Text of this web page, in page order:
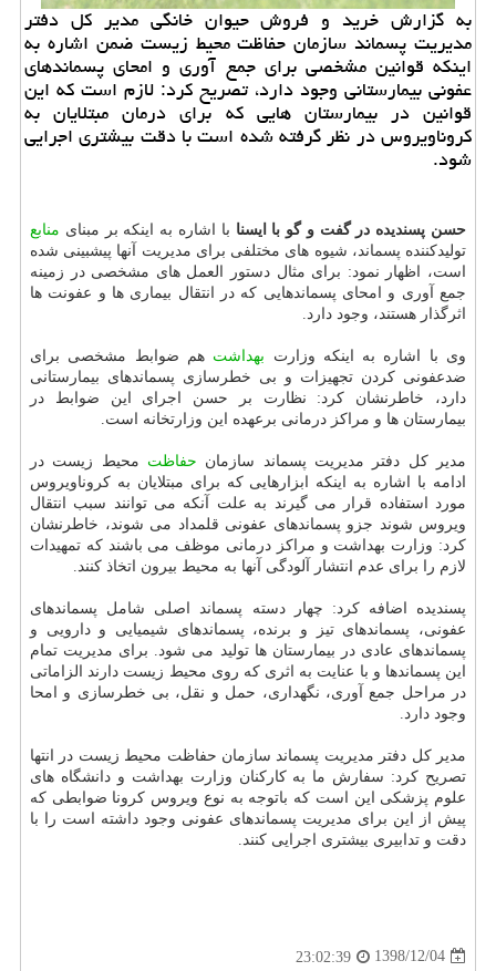
به گزارش خرید و فروش حیوان خانگی مدیر كل دفتر
مدیریت پسماند سازمان حفاظت محیط زیست ضمن اشاره به
اینكه قوانین مشخصی برای جمع آوری و امحای پسماندهای
عفونی بیمارستانی وجود دارد، تصریح كرد: لازم است كه این
قوانین در بیمارستان هایی كه برای درمان مبتلایان به
كروناویروس در نظر گرفته شده است با دقت بیشتری اجرایی
شود.
حسن پسندیده در گفت و گو با ایسنا با اشاره به اینكه بر مبنای منابع
تولیدكننده پسماند، شیوه های مختلفی برای مدیریت آنها پیشبینی شده
است، اظهار نمود: برای مثال دستور العمل های مشخصی در زمینه
جمع آوری و امحای پسماندهایی كه در انتقال بیماری ها و عفونت ها
اثرگذار هستند، وجود دارد.
وی با اشاره به اینكه وزارت بهداشت هم ضوابط مشخصی برای
ضدعفونی كردن تجهیزات و بی خطرسازی پسماندهای بیمارستانی
دارد، خاطرنشان كرد: نظارت بر حسن اجرای این ضوابط در
بیمارستان ها و مراكز درمانی برعهده این وزارتخانه است.
مدیر كل دفتر مدیریت پسماند سازمان حفاظت محیط زیست در
ادامه با اشاره به اینكه ابزارهایی كه برای مبتلایان به كروناویروس
مورد استفاده قرار می گیرند به علت آنكه می توانند سبب انتقال
ویروس شوند جزو پسماندهای عفونی قلمداد می شوند، خاطرنشان
كرد: وزارت بهداشت و مراكز درمانی موظف می باشند كه تمهیدات
لازم را برای عدم انتشار آلودگی آنها به محیط بیرون اتخاذ كنند.
پسندیده اضافه كرد: چهار دسته پسماند اصلی شامل پسماندهای
عفونی، پسماندهای تیز و برنده، پسماندهای شیمیایی و دارویی و
پسماندهای عادی در بیمارستان ها تولید می شود. برای مدیریت تمام
این پسماندها و با عنایت به اثری كه روی محیط زیست دارند الزاماتی
در مراحل جمع آوری، نگهداری، حمل و نقل، بی خطرسازی و امحا
وجود دارد.
مدیر كل دفتر مدیریت پسماند سازمان حفاظت محیط زیست در انتها
تصریح كرد: سفارش ما به كاركنان وزارت بهداشت و دانشگاه های
علوم پزشكی این است كه باتوجه به نوع ویروس كرونا ضوابطی كه
پیش از این برای مدیریت پسماندهای عفونی وجود داشته است را با
دقت و تدابیری بیشتری اجرایی كنند.
1398/12/04
23:02:39